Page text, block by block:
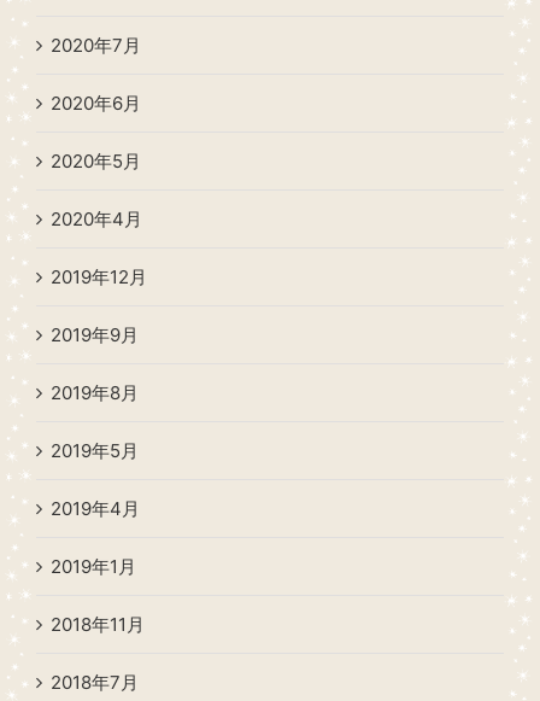
2020年7月
2020年6月
2020年5月
2020年4月
2019年12月
2019年9月
2019年8月
2019年5月
2019年4月
2019年1月
2018年11月
2018年7月